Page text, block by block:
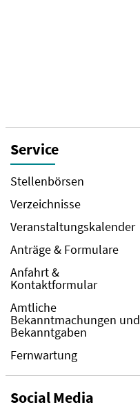
Service
Stellenbörsen
Verzeichnisse
Veranstaltungskalender
Anträge & Formulare
Anfahrt &
Kontaktformular
Amtliche
Bekanntmachungen und
Bekanntgaben
Fernwartung
Social Media